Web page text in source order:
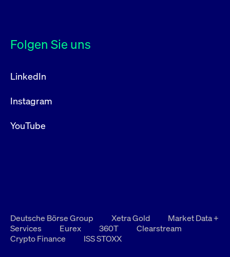
Folgen Sie uns
LinkedIn
Instagram
YouTube
Deutsche Börse Group Xetra Gold
Market Data +
Services
Eurex 360T
Clearstream
Crypto Finance
ISS STOXX